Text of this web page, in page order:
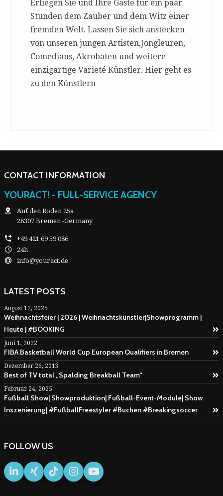
Erliegen Sie und Ihre Gäste für ein paar
Stunden dem Zauber und dem Witz einer
fremden Welt. Lassen Sie sich anstecken
von unseren jungen Artisten,Jongleuren,
Comedians, Akrobaten und weitere
einzigartige Varieté Künstler. Hier geht es
zu den Künstlern
CONTACT INFORMATION
YOURACT! - FULL-SERVICE AGENCY
Auf den Roden 25a
28307 Bremen -Germany
+49 421 69 59 086
24h
info@youract.de
LATEST POSTS
August 12, 2025
Weihnachtsfeier | 2026 | Weihnachtskünstler|Showprogramm |
Heute | #BOOKING
Juni 1, 2022
FIBA Basketball World Cup European Qualifiers in Bremen
Dezember 26, 2013
Best of TV total „Spalding Breakball Team“
Februar 24, 2025
Fußball Show| Showproduktion| Fußball-Event-Module| Show
Inszenierung| #FußballFreestyler #Buchen #Breakingsoccer
FOLLOW US